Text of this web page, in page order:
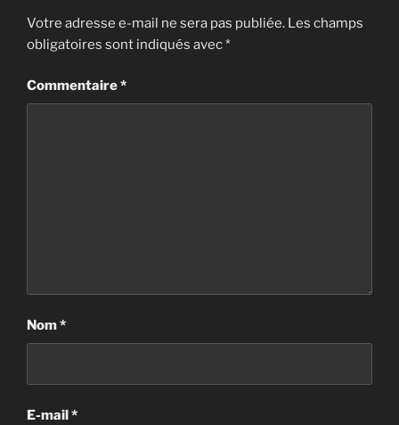
Votre adresse e-mail ne sera pas publiée. Les champs
obligatoires sont indiqués avec*
Commentaire*
Nom*
E-mail*